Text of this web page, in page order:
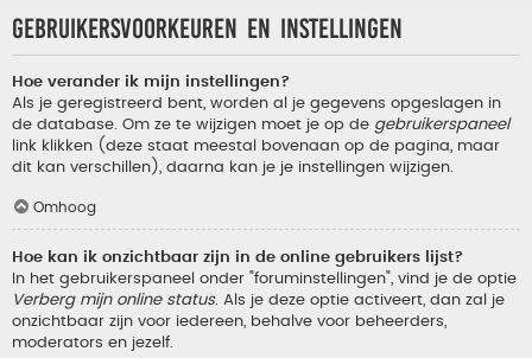
Gebruikersvoorkeuren en instellingen
Hoe verander ik mijn instellingen?
Als je geregistreerd bent, worden al je gegevens opgeslagen in
de database. Om ze te wijzigen moet je op de gebruikerspaneel
link klikken (deze staat meestal bovenaan op de pagina, maar
dit kan verschillen), daarna kan je je instellingen wijzigen.
Omhoog
Hoe kan ik onzichtbaar zijn in de online gebruikers lijst?
In het gebruikerspaneel onder "foruminstellingen", vind je de optie
Verberg mijn online status. Als je deze optie activeert, dan zal je
onzichtbaar zijn voor iedereen, behalve voor beheerders,
moderators en jezelf.